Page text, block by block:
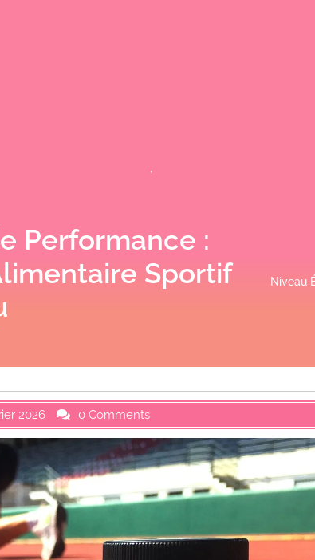
Performance :
Sportif
Niveau
2026 0 Comments